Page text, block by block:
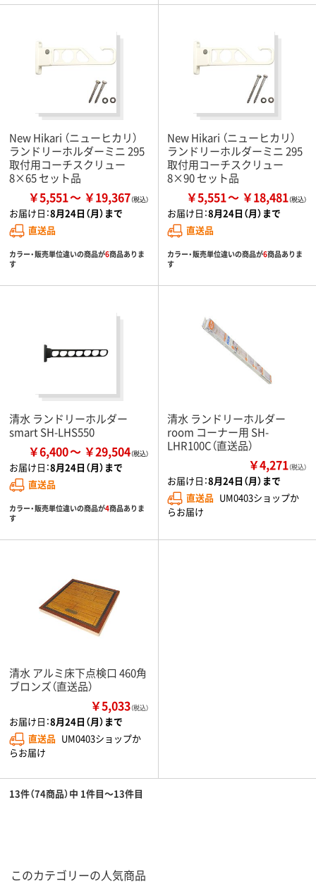
New Hikari （ニューヒカリ）
ランドリーホルダーミニ 295
取付用コーチスクリュー
8×65 セット品
￥5,551 ￥19,367
お届け日：8月24日（月）まで
直送品
カラー・販売単位違いの商品が6商品ありま
す
New Hikari （ニューヒカリ）
ランドリーホルダーミニ 295
取付用コーチスクリュー
8×90 セット品
￥5,551 ￥18,481
お届け日：8月24日（月）まで
直送品
カラー・販売単位違いの商品が6商品ありま
す
清水 ランドリーホルダー
smart SH-LHS550
￥6,400 ￥29,504
お届け日：8月24日（月）まで
直送品
カラー・販売単位違いの商品が4商品ありま
す
清水 ランドリーホルダー
room コーナー用 SH-
LHR100C（直送品）
￥4,271（税込）
お届け日：8月24日（月）まで
直送品 UM0403ショップか
らお届け
清水 アルミ床下点検口 460角
ブロンズ（直送品）
￥5,033（税込）
お届け日：8月24日（月）まで
直送品 UM0403ショップか
らお届け
13件（74商品）中 1件目～13件目
このカテゴリーの人気商品